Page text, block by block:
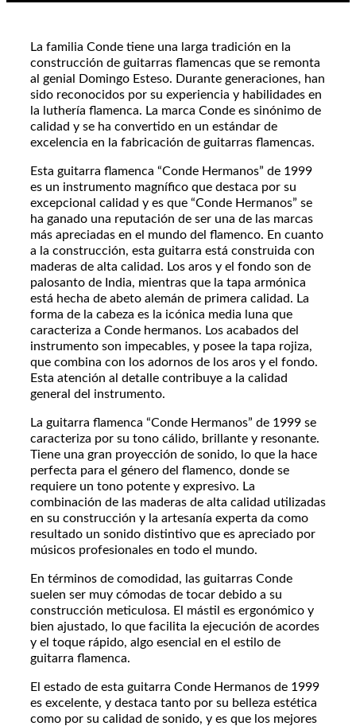
La familia Conde tiene una larga tradición en la
construcción de guitarras flamencas que se remonta
al genial Domingo Esteso. Durante generaciones, han
sido reconocidos por su experiencia y habilidades en
la luthería flamenca. La marca Conde es sinónimo de
calidad y se ha convertido en un estándar de
excelencia en la fabricación de guitarras flamencas.
Esta guitarra flamenca “Conde Hermanos” de 1999
es un instrumento magnífico que destaca por su
excepcional calidad y es que “Conde Hermanos” se
ha ganado una reputación de ser una de las marcas
más apreciadas en el mundo del flamenco. En cuanto
a la construcción, esta guitarra está construida con
maderas de alta calidad. Los aros y el fondo son de
palosanto de India, mientras que la tapa armónica
está hecha de abeto alemán de primera calidad. La
forma de la cabeza es la icónica media luna que
caracteriza a Conde hermanos. Los acabados del
instrumento son impecables, y posee la tapa rojiza,
que combina con los adornos de los aros y el fondo.
Esta atención al detalle contribuye a la calidad
general del instrumento.
La guitarra flamenca “Conde Hermanos” de 1999 se
caracteriza por su tono cálido, brillante y resonante.
Tiene una gran proyección de sonido, lo que la hace
perfecta para el género del flamenco, donde se
requiere un tono potente y expresivo. La
combinación de las maderas de alta calidad utilizadas
en su construcción y la artesanía experta da como
resultado un sonido distintivo que es apreciado por
músicos profesionales en todo el mundo.
En términos de comodidad, las guitarras Conde
suelen ser muy cómodas de tocar debido a su
construcción meticulosa. El mástil es ergonómico y
bien ajustado, lo que facilita la ejecución de acordes
y el toque rápido, algo esencial en el estilo de
guitarra flamenca.
El estado de esta guitarra Conde Hermanos de 1999
es excelente, y destaca tanto por su belleza estética
como por su calidad de sonido, y es que los mejores